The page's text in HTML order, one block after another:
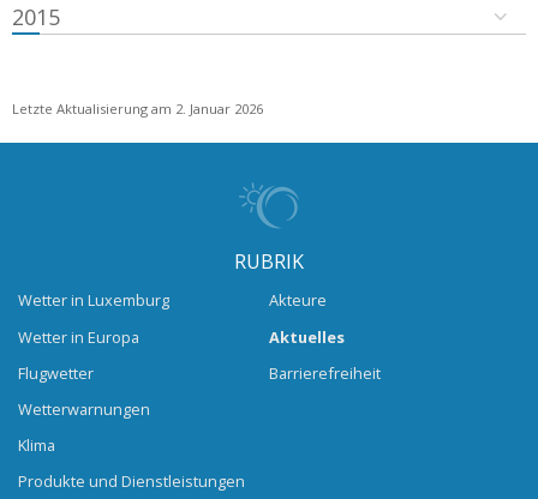
2015
Letzte Aktualisierung am 2. Januar 2026
RUBRIK
Wetter in Luxemburg
Wetter in Europa
Flugwetter
Wetterwarnungen
Klima
Produkte und Dienstleistungen
Akteure
Aktuelles
Barrierefreiheit